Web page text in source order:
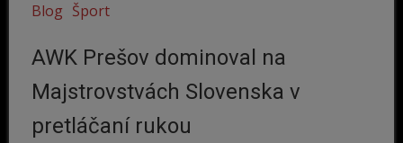
Blog Šport
AWK Prešov dominoval na
Majstrovstvách Slovenska v
pretláčaní rukou